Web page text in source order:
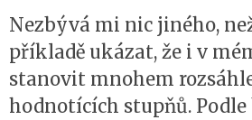
Nezbývá mi nic jiného,
příkladě ukázat, že i v
stanovit mnohem
hodnotících stupňů. Podle